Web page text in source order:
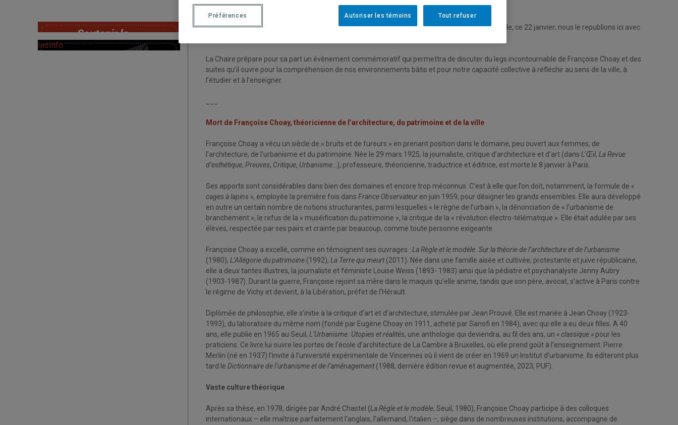
SoutChaire
InsInfo
patrimoine au savoir, à la recherche et à la pensée sur la ville et le paysage construit.
Notre collègue Thierry Paquot nous a offert ce texte commémoratif qu’il a publié dans Le Monde, ce 22 janvier; nous le republions ici avec
La Chaire prépare pour sa part un évènement commémoratif qui permettra de discuter du legs incontournable de Françoise Choay et des
suites qu’il ouvre pour la compréhension de nos environnements bâtis et pour notre capacité collective à réfléchir au sens de la ville, à
l’étudier et à l’enseigner.
Mort de Françoise Choay, théoricienne de l’architecture, du patrimoine et de la ville
Françoise Choay a vécu un siècle de « bruits et de fureurs » en prenant position dans le domaine, peu ouvert aux femmes, de
l’architecture, de l’urbanisme et du patrimoine. Née le 29 mars 1925, la journaliste, critique d’architecture et d’art (dans L’Œil, La Revue
d’esthétique, Preuves, Critique, Urbanisme …), professeure, théoricienne, traductrice et éditrice, est morte le 8 janvier à Paris.
Ses apports sont considérables dans bien des domaines et encore trop méconnus. C’est à elle que l’on doit, notamment, la formule de «
cages à lapins », employée la première fois dans France Observateur en juin 1959, pour désigner les grands ensembles. Elle aura développé
en outre un certain nombre de notions structurantes, parmi lesquelles « le règne de l’urbain », la dénonciation de « l’urbanisme de
branchement », le refus de la « muséification du patrimoine », la critique de la « révolution électro-télématique ». Elle était adulée par ses
élèves, respectée par ses pairs et crainte par beaucoup, comme toute personne exigeante.
Françoise Choay a excellé, comme en témoignent ses ouvrages : La Règle et le modèle. Sur la théorie de l’architecture et de l’urbanisme
(1980), L’Allégorie du patrimoine (1992), La Terre qui meurt(2011). Née dans une famille aisée et cultivée, protestante et juive républicaine,
elle a deux tantes illustres, la journaliste et féministe Louise Weiss (1893- 1983) ainsi que la pédiatre et psychanalyste Jenny Aubry
(1903-1987). Durant la guerre, Françoise rejoint sa mère dans le maquis qu’elle anime, tandis que son père, avocat, s’active à Paris contre
le régime de Vichy et devient, à la Libération, préfet de l’Hérault.
Diplômée de philosophie, elle s’initie à la critique d’art et d’architecture, stimulée par Jean Prouvé. Elle est mariée à Jean Choay (1923-
1993), du laboratoire du même nom (fondé par Eugène Choay en 1911, acheté par Sanofi en 1984), avec qui elle a eu deux filles. A 40
ans, elle publie en 1965 au Seuil, L’Urbanisme. Utopies et réalités, une anthologie qui deviendra, au fil des ans, un « classique » pour les
praticiens. Ce livre lui ouvre les portes de l’école d’architecture de La Cambre à Bruxelles, où elle prend goût à l’enseignement. Pierre
Merlin (né en 1937) l’invite à l’université expérimentale de Vincennes où il vient de créer en 1969 un Institut d’urbanisme. Ils éditeront plus
tard le Dictionnaire de l’urbanisme et de l’aménagement(1988, dernière édition revue et augmentée, 2023, PUF).
Vaste culture théorique
Après sa thèse, en 1978, dirigée par André Chastel (La Règle et le modèle, Seuil, 1980), Françoise Choay participe à des colloques
internationaux – elle maîtrise parfaitement l’anglais, l’allemand, l’italien –, siège dans de nombreuses institutions, accompagne de
Tout refuser
Autoriser les témoins
Préférences